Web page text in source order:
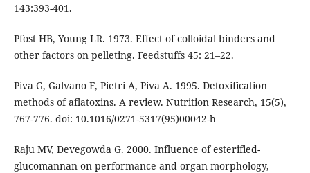
143:393-401.
Pfost HB, Young LR. 1973. Effect of colloidal binders and
other factors on pelleting. Feedstuffs 45: 21–22.
Piva G, Galvano F, Pietri A, Piva A. 1995. Detoxification
methods of aflatoxins. A review. Nutrition Research, 15(5),
767-776. doi: 10.1016/0271-5317(95)00042-h
Raju MV, Devegowda G. 2000. Influence of esterified-
glucomannan on performance and organ morphology,